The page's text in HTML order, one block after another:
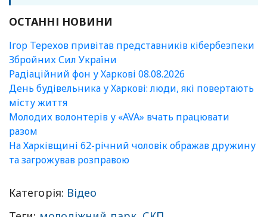
ОСТАННІ НОВИНИ
Ігор Терехов привітав представників кібербезпеки
Збройних Сил України
Радіаційний фон у Харкові 08.08.2026
День будівельника у Харкові: люди, які повертають
місту життя
Молодих волонтерів у «AVA» вчать працювати
разом
На Харківщині 62-річний чоловік ображав дружину
та загрожував розправою
Категорія: Відео